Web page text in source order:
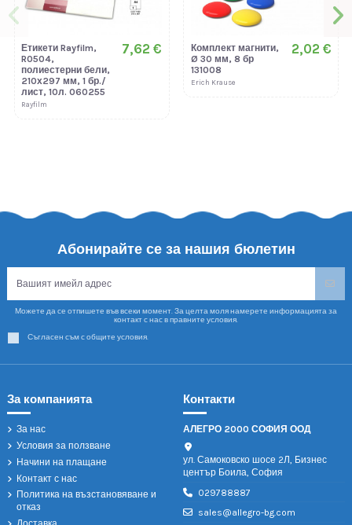
Етикети Rayfilm,
R0504,
полиестерни бели,
210х297 мм, 1 бр./
лист, 10л. 060255
Rayfilm
7,62 €
Комплект магнити,
Ø 30 мм, 8 бр
131008
Erich Krause
2,02 €
Абонирайте се за нашия бюлетин
Можете да се отпишете във всеки момент. За целта моля намерете информацията за
контакт с нас в правните условия.
Съгласен съм с общите условия.
За компанията
За нас
Условия за ползване
Начини на плащане
Контакт с нас
Политика на възстановяване и
отказ
Контакти
АЛЕГРО 2000 СОФИЯ ООД
ул. Самоковско шосе 2Л, Бизнес
център Боила, София
029788887
sales@allegro-bg.com